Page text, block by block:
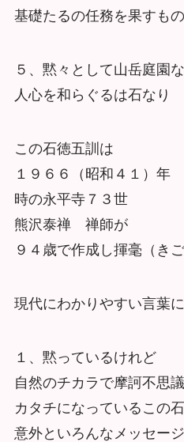
基礎たるの任務を果すも
５、黙々として山岳庭園
人心を和らぐるは石なり
この石徳五訓は
１９６６（昭和４１）年
時の永平寺７３世
熊沢泰禅 禅師が
９４歳で作成し揮毫（き
現代にわかりやすい言葉
１、黙っているけれど
自然のチカラで摩訶不思
カタチになっているこの
意外といろんなメッセー